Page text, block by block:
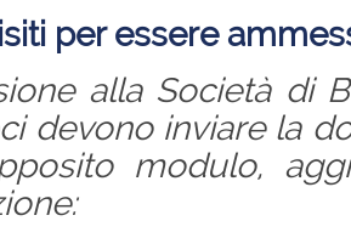
per essere
alla Società di
devono inviare la
modulo,